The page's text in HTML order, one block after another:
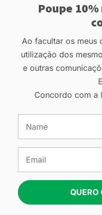
Poupe
Ao facultar os meus
utilização dos
e outras
Concordo com a
QUERO